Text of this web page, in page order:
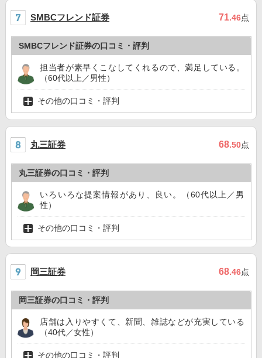
SMBCフレンド証券 71.46点
SMBCフレンド証券の口コミ・評判
担当者が素早くこなしてくれるので、満足している。
（60代以上／男性）
その他の口コミ・評判
丸三証券 68.50点
丸三証券の口コミ・評判
いろいろな提案情報があり、良い。（60代以上／男
性）
その他の口コミ・評判
岡三証券 68.46点
岡三証券の口コミ・評判
店舗は入りやすくて、新聞、雑誌などが充実している
（40代／女性）
その他の口コミ・評判